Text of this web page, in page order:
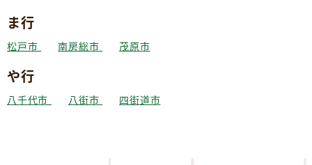
ま行
松戸市 南房総市 茂原市
や行
八千代市 八街市 四街道市